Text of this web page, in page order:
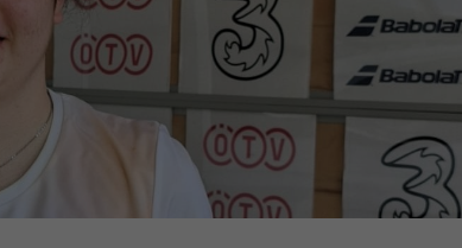
Ihrer vorgenommen Einstellungen, falls der
Webseiten-Betreiber dies eingestellt hat.